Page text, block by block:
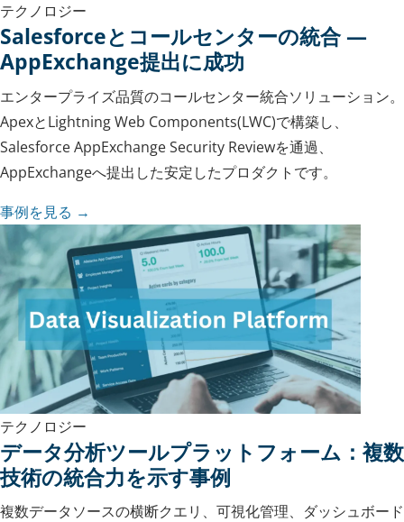
テクノロジー
Salesforceとコールセンターの統合 —
AppExchange提出に成功
エンタープライズ品質のコールセンター統合ソリューション。
ApexとLightning Web Components(LWC)で構築し、
Salesforce AppExchange Security Reviewを通過、
AppExchangeへ提出した安定したプロダクトです。
事例を見る →
テクノロジー
データ分析ツールプラットフォーム：複数
技術の統合力を示す事例
複数データソースの横断クエリ、可視化管理、ダッシュボード